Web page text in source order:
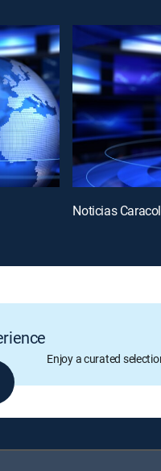
Noticias
Enjoy a curated